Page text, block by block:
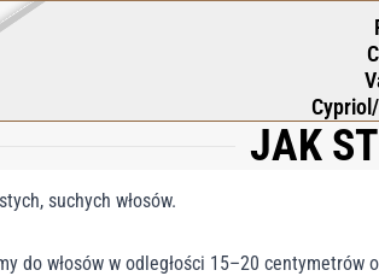
JAK
suchych włosów.
do włosów w odległości 15–20